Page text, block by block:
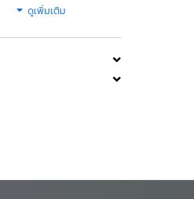
ดูเพิ่มเติม